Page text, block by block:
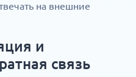
на внешние
и
связь